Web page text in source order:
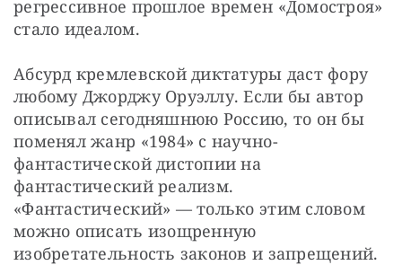
регрессивное прошлое времен «Домостроя»
стало идеалом.
Абсурд кремлевской диктатуры даст фору
любому Джорджу Оруэллу. Если бы автор
описывал сегодняшнюю Россию, то он бы
поменял жанр «1984» с научно-
фантастической дистопии на
фантастический реализм.
«Фантастический» — только этим словом
можно описать изощренную
изобретательность законов и запрещений.